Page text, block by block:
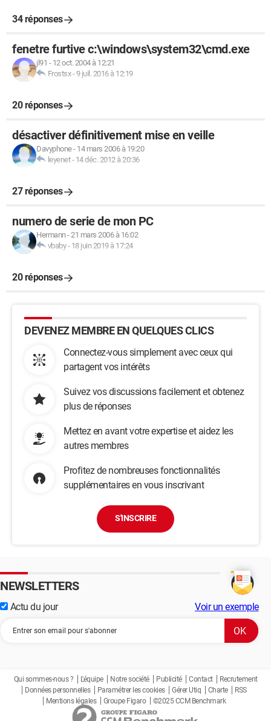
34 réponses
fenetre furtive c:\windows\system32\cmd.exe
jl91 - 12 oct. 2004 à 12:21
Frostsx-9 juil. 2016 à 12:19
20 réponses
désactiver définitivement mise en veille
Davyphone- 14 mars 2006 à 19:20
leyenet- 14 déc. 2012 à 20:36
27 réponses
numero de serie de mon PC
Hermann-21 mars 2006 à 16:02
vbaby- 18 juin 2019 à 17:24
20 réponses
DEVENEZ MEMBRE EN QUELQUES CLICS
Connectez-vous simplement avec ceux qui
partagent vos intérêts
Suivez vos discussions facilement et obtenez
plus de réponses
Mettez en avant votre expertise et aidez les
autres membres
Profitez de nombreuses fonctionnalités
supplémentaires en vous inscrivant
S'INSCRIRE
NEWSLETTERS
Actu du jour Voir un exemple
Qui sommes-nous ? L'équipe Notre société Publicité Contact
Recrutement
Données personnelles
Paramétrer les cookies Gérer Utiq Charte
RSS
Mentions légales
Groupe Figaro ©2025 CCM Benchmark